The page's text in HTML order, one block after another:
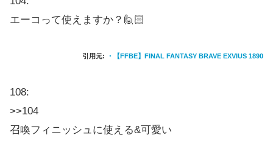
エーコって使えますか？🙋🏻
引用元: ・【FFBE】FINAL FANTASY BRAVE EXVIUS 1890
108:
>>104
召喚フィニッシュに使える&可愛い